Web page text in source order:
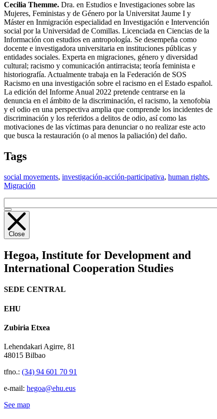
Cecilia Themme. Dra. en Estudios e Investigaciones sobre las
Mujeres, Feministas y de Género por la Universitat Jaume I y
Máster en Inmigración especialidad en Investigación e Intervención
social por la Universidad de Comillas. Licenciada en Ciencias de la
Información con estudios en antropología. Se desempeña como
docente e investigadora universitaria en instituciones públicas y
entidades sociales. Experta en migraciones, género y diversidad
cultural; racismo y comunicación antirracista; teoría feminista e
historiografía. Actualmente trabaja en la Federación de SOS
Racismo en una investigación sobre el racismo en el Estado español.
La edición del Informe Anual 2022 pretende centrarse en la
denuncia en el ámbito de la discriminación, el racismo, la xenofobia
y el odio en una perspectiva amplia que comprende los incidentes de
discriminación y los referidos a delitos de odio, así como las
motivaciones de las víctimas para denunciar o no realizar este acto
que busca la restauración (o al menos la paliación) del daño.
Tags
social movements, investigación-acción-participativa, human rights,
Migración
Close
Hegoa, Institute for Development and
International Cooperation Studies
SEDE CENTRAL
EHU
Zubiria Etxea
Lehendakari Agirre, 81
48015 Bilbao
tfno.: (34) 94 601 70 91
e-mail: hegoa@ehu.eus
See map